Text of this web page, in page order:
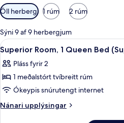
Síur
í
boði
fyrir
herbergi
Öll herbergi 1 rúm 2 rúm
Sýni 9 af 9 herbergjum
Skoða
allar
myndir
fyrir
Superior
Room,
3
Superior Room, 1 Queen Bed
Pláss fyrir 2
1 meðalstórt tvíbreitt rúm
Ókeypis snúrutengt internet
Nánari upplýsingar
Nánari